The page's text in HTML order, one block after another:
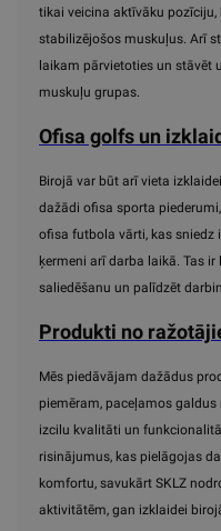
tikai veicina aktīvāku
stabilizējošos muskuļus. Arī
laikam pārvietoties un stāvēt
muskuļu grupas.
Ofisa golfs un
Birojā var būt arī vieta
dažādi ofisa sporta
ofisa futbola vārti, kas
ķermeni arī darba laikā. Tas
saliedēšanu un palīdzēt
Produkti no
Mēs piedāvājam dažādus
piemēram, paceļamos
izcilu kvalitāti un
risinājumus, kas pielāgojas
komfortu, savukārt SKLZ
aktivitātēm, gan izklaidei